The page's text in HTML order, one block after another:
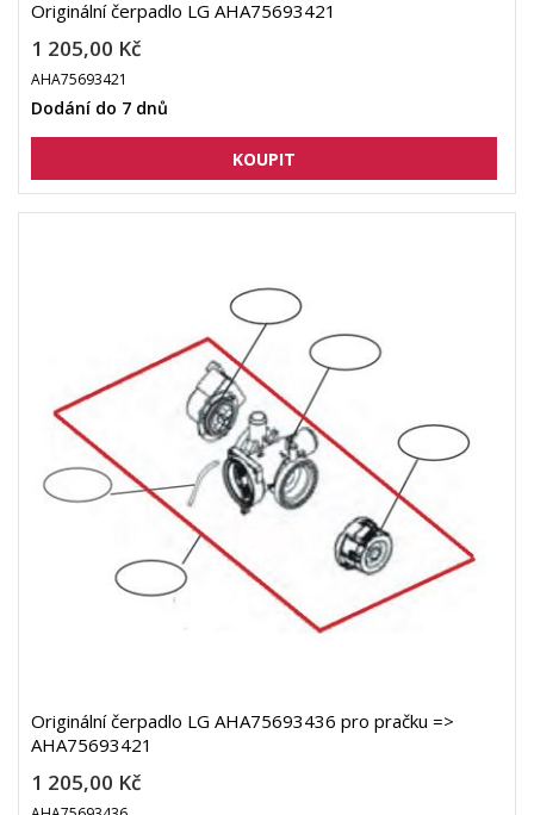
Originální čerpadlo LG AHA75693421
1 205,00 Kč
AHA75693421
Dodání do 7 dnů
Originální čerpadlo LG AHA75693436 pro pračku =>
AHA75693421
1 205,00 Kč